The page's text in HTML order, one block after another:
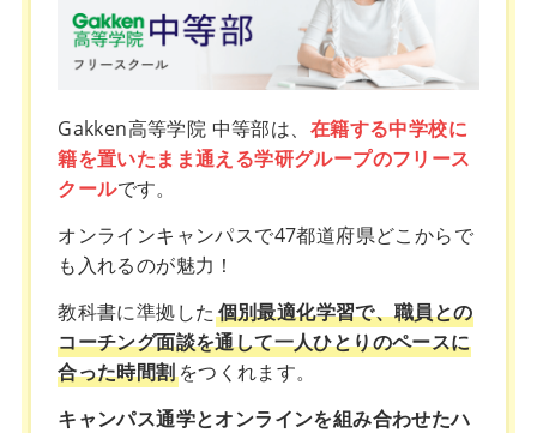
Gakken高等学院 中等部は、 在籍する中学校に
籍を置いたまま通える学研グループのフリース
クールです。
オンラインキャンパスで47都道府県どこからで
も入れるのが魅力！
教科書に準拠した 個別最適化学習で、職員との
コーチング面談を通して一人ひとりのペースに
合った時間割をつくれます。
キャンパス通学とオンラインを組み合わせたハ